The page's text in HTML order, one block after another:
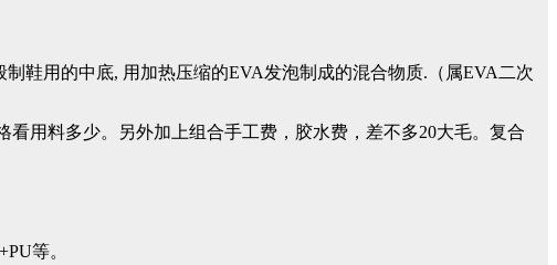
鞋用的中底, 用加热压缩的EVA发泡制成的混合物质.（属EVA二次
看用料多少。另外加上组合手工费，胶水费，差不多20大毛。复合
等。